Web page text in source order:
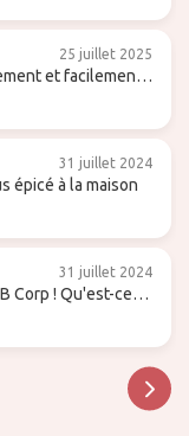
25 juillet 2025
et facilement -
31 juillet 2024
épicé à la maison
31 juillet 2024
Corp ! Qu'est-ce